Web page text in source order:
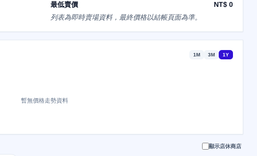
最低賣價
NT$ 0
列表為即時賣場資料，最終價格以結帳頁面為準。
1M 3M 1Y
暫無價格走勢資料
顯示店休商店